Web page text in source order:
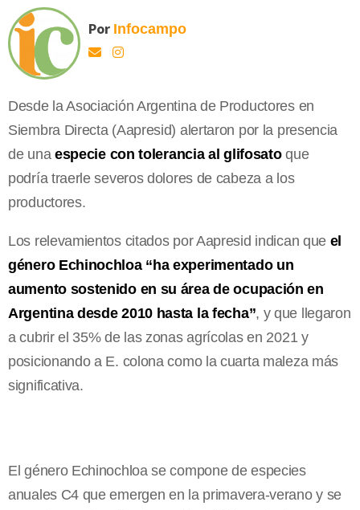
Por Infocampo
Desde la Asociación Argentina de Productores en
Siembra Directa (Aapresid) alertaron por la presencia
de una especie con tolerancia al glifosatoque
podría traerle severos dolores de cabeza a los
productores.
Los relevamientos citados por Aapresid indican que el
género Echinochloa “ha experimentado un
aumento sostenido en su área de ocupación en
Argentina desde 2010 hasta la fecha”, y que llegaron
a cubrir el 35% de las zonas agrícolas en 2021 y
posicionando a E. colona como la cuarta maleza más
significativa.
El género Echinochloa se compone de especies
anuales C4 que emergen en la primavera-verano y se